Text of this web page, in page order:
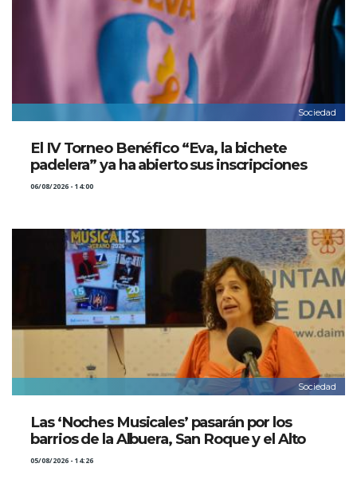
Sociedad
El IV Torneo Benéfico “Eva, la bichete
padelera” ya ha abierto sus inscripciones
06/08/2026 - 14:00
Sociedad
Las ‘Noches Musicales’ pasarán por los
barrios de la Albuera, San Roque y el Alto
05/08/2026 - 14:26